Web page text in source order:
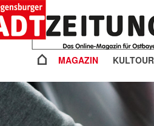
MAGAZIN KULTOUR